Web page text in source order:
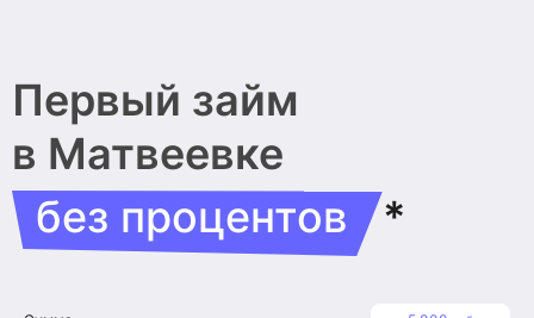
Первый займ
в Матвеевке
без процентов
*